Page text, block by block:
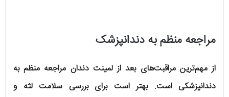
مراجعه منظم به دندانپزشک
از مهم‌ترین مراقبت‌های بعد از لمینت دندان مراجعه منظم به
دندانپزشکی است. بهتر است برای بررسی سلامت لثه و